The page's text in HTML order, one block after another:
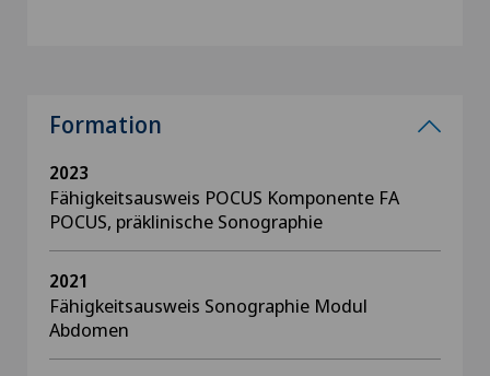
Formation
2023
Fähigkeitsausweis POCUS Komponente FA
POCUS, präklinische Sonographie
2021
Fähigkeitsausweis Sonographie Modul
Abdomen